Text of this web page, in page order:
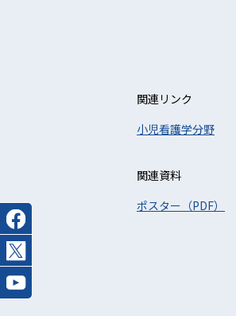
関連リンク
小児看護学分野
関連資料
ポスター（PDF）